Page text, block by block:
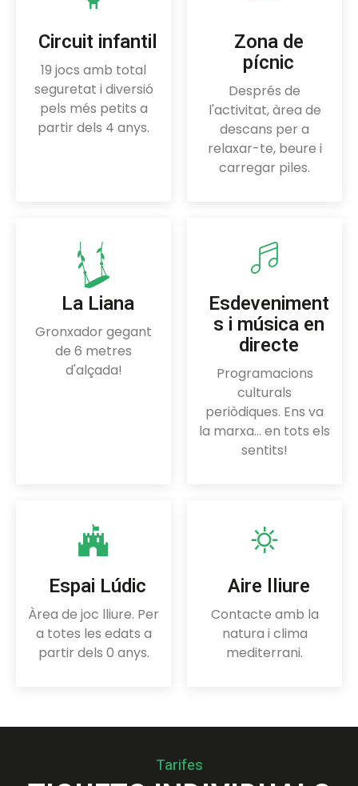
Circuit infantil
19 jocs amb total
seguretat i diversió
pels més petits a
partir dels 4 anys.
Zona de
pícnic
Després de
l'activitat, àrea de
descans per a
relaxar-te, beure i
carregar piles.
La Liana
Gronxador gegant
de 6 metres
d'alçada!
Esdeveniment
s i música en
directe
Programacions
culturals
periòdiques. Ens va
la marxa... en tots els
sentits!
Espai Lúdic
Àrea de joc lliure. Per
a totes les edats a
partir dels 0 anys.
Aire lliure
Contacte amb la
natura i clima
mediterrani.
Tarifes